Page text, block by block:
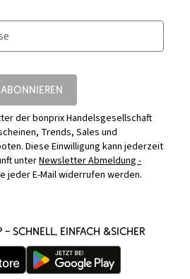
ABONNIEREN
der bonprix Handelsgesellschaft
Trends, Sales und
Diese Einwilligung kann jederzeit
unterNewsletter Abmeldung -
jeder E-Mail widerrufen werden.
SCHNELL, EINFACH &SICHER